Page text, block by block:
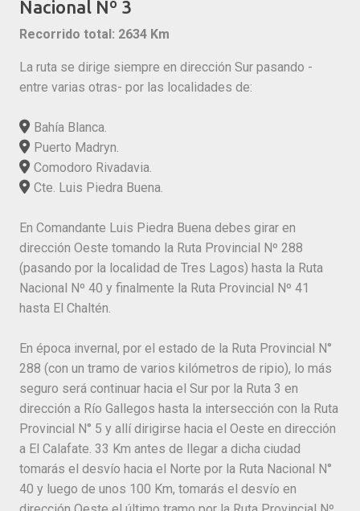
Nacional Nº 3
Recorrido total: 2634 Km
La ruta se dirige siempre en dirección Sur pasando -
entre varias otras- por las localidades de:
Bahía Blanca.
Puerto Madryn.
Comodoro Rivadavia.
Cte. Luis Piedra Buena.
En Comandante Luis Piedra Buena debes girar en
dirección Oeste tomando la Ruta Provincial Nº 288
(pasando por la localidad de Tres Lagos) hasta la Ruta
Nacional Nº 40 y finalmente la Ruta Provincial Nº 41
hasta El Chaltén.
En época invernal, por el estado de la Ruta Provincial N°
288 (con un tramo de varios kilómetros de ripio), lo más
seguro será continuar hacia el Sur por la Ruta 3 en
dirección a Río Gallegos hasta la intersección con la Ruta
Provincial N° 5 y allí dirigirse hacia el Oeste en dirección
a El Calafate. 33 Km antes de llegar a dicha ciudad
tomarás el desvío hacia el Norte por la Ruta Nacional N°
40 y luego de unos 100 Km, tomarás el desvío en